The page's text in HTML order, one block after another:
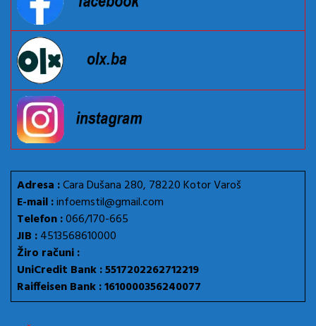
Adresa :Cara Dušana 280, 78220 Kotor Varoš
E-mail :infoemstil@gmail.com
Telefon :066/170-665
JIB :4513568610000
Žiro računi :
UniCredit Bank : 5517202262712219
Raiffeisen Bank : 1610000356240077